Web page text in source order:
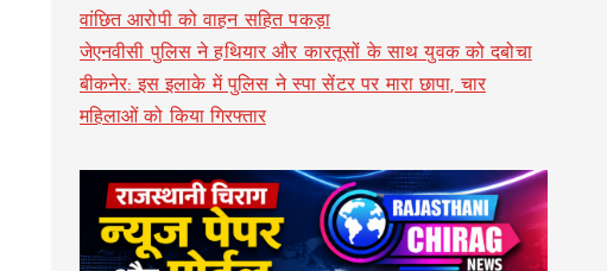
वांछित आरोपी को वाहन सहित पकड़ा
जेएनवीसी पुलिस ने हथियार और कारतूसों के साथ युवक को दबोचा
बीकनेर: इस इलाके में पुलिस ने स्पा सेंटर पर मारा छापा, चार
महिलाओं को किया गिरफ्तार